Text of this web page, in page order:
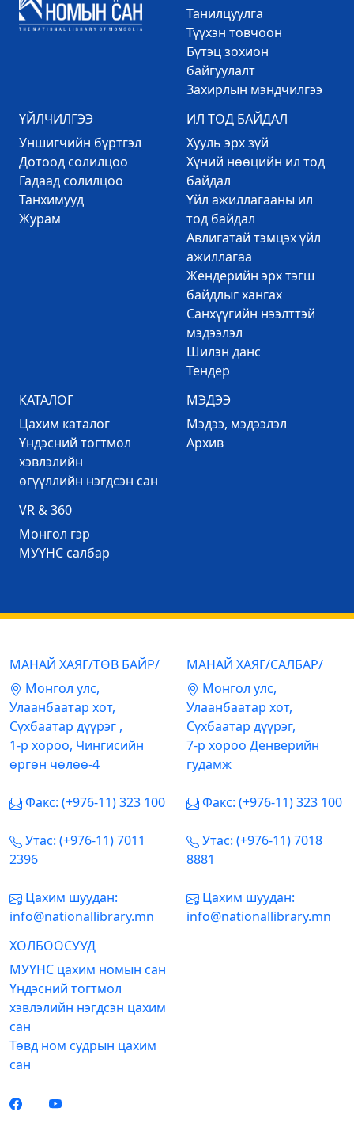
Танилцуулга
Түүхэн товчоон
Бүтэц зохион
байгуулалт
Захирлын мэндчилгээ
ҮЙЛЧИЛГЭЭ
Уншигчийн бүртгэл
Дотоод солилцоо
Гадаад солилцоо
Танхимууд
Журам
ИЛ ТОД БАЙДАЛ
Хууль эрх зүй
Хүний нөөцийн ил тод
байдал
Үйл ажиллагааны ил
тод байдал
Авлигатай тэмцэх үйл
ажиллагаа
Жендерийн эрх тэгш
байдлыг хангах
Санхүүгийн нээлттэй
мэдээлэл
Шилэн данс
Тендер
КАТАЛОГ
Цахим каталог
Үндэсний тогтмол
хэвлэлийн
өгүүллийн нэгдсэн сан
МЭДЭЭ
Mэдээ, мэдээлэл
Архив
VR & 360
Mонгол гэр
МУҮНС салбар
МАНАЙ ХАЯГ/ТӨВ БАЙР/
Mонгол улс,
Улаанбаатар хот,
Сүхбаатар дүүрэг ,
1-р хороо, Чингисийн
өргөн чөлөө-4
Факс: (+976-11) 323 100
Утас: (+976-11) 7011
2396
Цахим шуудан:
info@nationallibrary.mn
МАНАЙ ХАЯГ/САЛБАР/
Mонгол улс,
Улаанбаатар хот,
Сүхбаатар дүүрэг,
7-р хороо Денверийн
гудамж
Факс: (+976-11) 323 100
Утас: (+976-11) 7018
8881
Цахим шуудан:
info@nationallibrary.mn
ХОЛБООСУУД
МУҮНС цахим номын сан
Үндэсний тогтмол
хэвлэлийн нэгдсэн цахим
сан
Төвд ном судрын цахим
сан